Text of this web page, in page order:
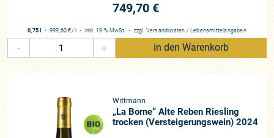
749,70 €
0,75 l ・ 999,60 €/ l ・ inkl. 19 % MwSt. ・ zzgl. Versandkosten / Lebensmittelangaben
- + in den Warenkorb
Wittmann
„La Borne“ Alte Reben Riesling
trocken (Versteigerungswein) 2024